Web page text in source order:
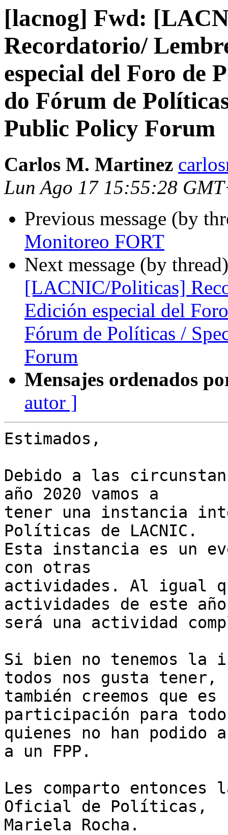
[lacnog] Fwd:
Recordatorio/
especial del Foro de
do Fórum de
Public Policy Forum
Carlos M. Martinez
Lun Ago 17 15:55:28
Previous message (by
Monitoreo FORT
Next message (by
[LACNIC/Politicas]
Edición especial del
Fórum de Políticas /
Forum
Mensajes ordenados
autor ]
Estimados,
Debido a las
año 2020 vamos a
tener una instancia
Políticas de LACNIC.
Esta instancia es un
con otras
actividades. Al igual
actividades de este
será una actividad
Si bien no tenemos la
todos nos gusta tener,
también creemos que
participación para
quienes no han podido
a un FPP.
Les comparto
Oficial de Políticas,
Mariela Rocha.